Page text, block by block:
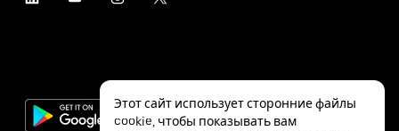
Этот сайт использует сторонние файлы
cookie, чтобы показывать вам